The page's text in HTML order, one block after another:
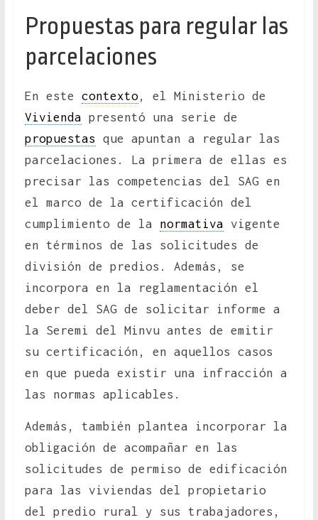
Propuestas para regular las
parcelaciones
En este contexto, el Ministerio de
Vivienda presentó una serie de
propuestas que apuntan a regular las
parcelaciones. La primera de ellas es
precisar las competencias del SAG en
el marco de la certificación del
cumplimiento de la normativa vigente
en términos de las solicitudes de
división de predios. Además, se
incorpora en la reglamentación el
deber del SAG de solicitar informe a
la Seremi del Minvu antes de emitir
su certificación, en aquellos casos
en que pueda existir una infracción a
las normas aplicables.
Además, también plantea incorporar la
obligación de acompañar en las
solicitudes de permiso de edificación
para las viviendas del propietario
del predio rural y sus trabajadores,